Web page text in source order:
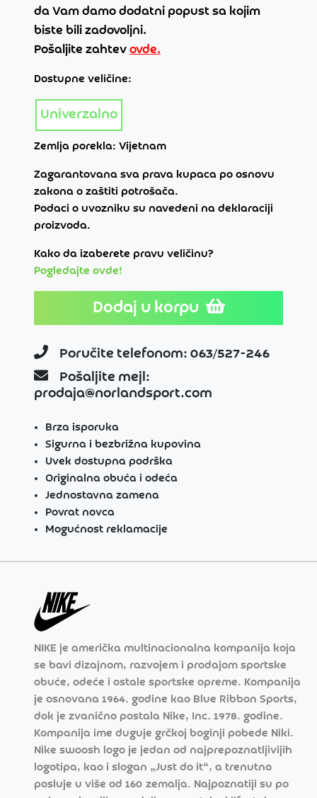
da Vam damo dodatni popust sa kojim
biste bili zadovoljni.
Pošaljite zahtev ovde.
Dostupne veličine:
Univerzalno
Zemlja porekla: Vijetnam
Zagarantovana sva prava kupaca po osnovu
zakona o zaštiti potrošača.
Podaci o uvozniku su navedeni na deklaraciji
proizvoda.
Kako da izaberete pravu veličinu?
Pogledajte ovde!
Dodaj u korpu
Poručite telefonom: 063/527-246
Pošaljite mejl:
prodaja@norlandsport.com
Brza isporuka
Sigurna i bezbrižna kupovina
Uvek dostupna podrška
Originalna obuća i odeća
Jednostavna zamena
Povrat novca
Mogućnost reklamacije
NIKE je američka multinacionalna kompanija koja
se bavi dizajnom, razvojem i prodajom sportske
obuće, odeće i ostale sportske opreme. Kompanija
je osnovana 1964. godine kao Blue Ribbon Sports,
dok je zvanično postala Nike, Inc. 1978. godine.
Kompanija ime duguje grčkoj boginji pobede Niki.
Nike swoosh logo je jedan od najprepoznatljivijih
logotipa, kao i slogan „Just do it“, a trenutno
posluje u više od 160 zemalja. Najpoznatiji su po